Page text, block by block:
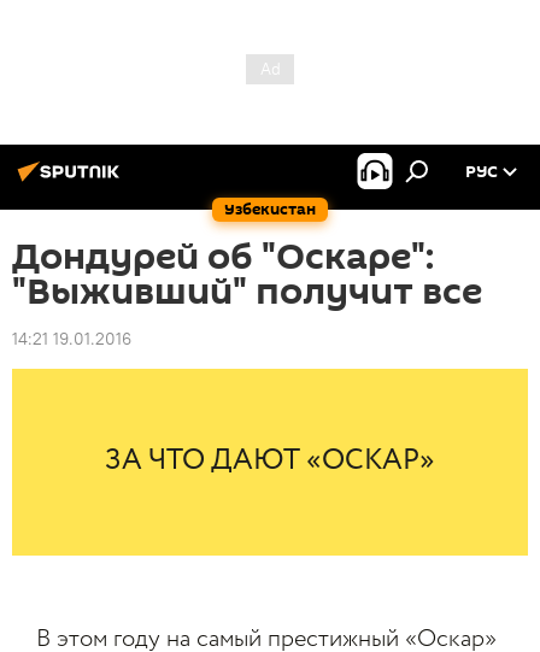
Узбекистан
РУС
Дондурей об "Оскаре":
"Выживший" получит все
14:21 19.01.2016